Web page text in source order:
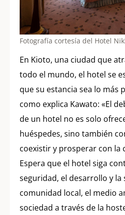
Fotografía cortesía del Hotel
En Kioto, una ciudad que
todo el mundo, el hotel se
que su estancia sea lo más
como explica Kawato: «El
de un hotel no es solo
huéspedes, sino también
coexistir y prosperar con la
Espera que el hotel siga
seguridad, el desarrollo y la
comunidad local, el medio
sociedad a través de la